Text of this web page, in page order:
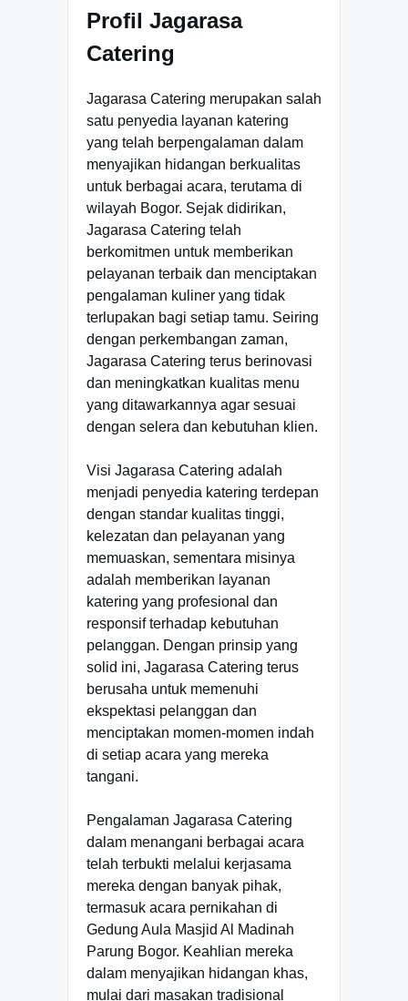
Profil Jagarasa
Catering
Jagarasa Catering merupakan salah
satu penyedia layanan katering
yang telah berpengalaman dalam
menyajikan hidangan berkualitas
untuk berbagai acara, terutama di
wilayah Bogor. Sejak didirikan,
Jagarasa Catering telah
berkomitmen untuk memberikan
pelayanan terbaik dan menciptakan
pengalaman kuliner yang tidak
terlupakan bagi setiap tamu. Seiring
dengan perkembangan zaman,
Jagarasa Catering terus berinovasi
dan meningkatkan kualitas menu
yang ditawarkannya agar sesuai
dengan selera dan kebutuhan klien.
Visi Jagarasa Catering adalah
menjadi penyedia katering terdepan
dengan standar kualitas tinggi,
kelezatan dan pelayanan yang
memuaskan, sementara misinya
adalah memberikan layanan
katering yang profesional dan
responsif terhadap kebutuhan
pelanggan. Dengan prinsip yang
solid ini, Jagarasa Catering terus
berusaha untuk memenuhi
ekspektasi pelanggan dan
menciptakan momen-momen indah
di setiap acara yang mereka
tangani.
Pengalaman Jagarasa Catering
dalam menangani berbagai acara
telah terbukti melalui kerjasama
mereka dengan banyak pihak,
termasuk acara pernikahan di
Gedung Aula Masjid Al Madinah
Parung Bogor. Keahlian mereka
dalam menyajikan hidangan khas,
mulai dari masakan tradisional